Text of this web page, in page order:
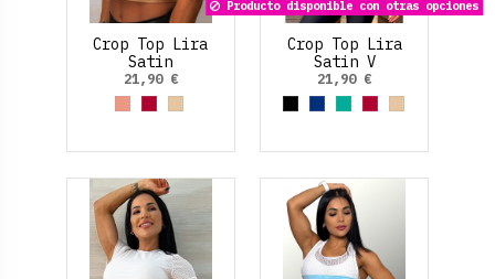
Crop Top Lira
Satin
21,90 €
Rosa Salmón
Rojo Rubí
Dorado
Producto disponible con otras opciones
Crop Top Lira
Satin V
21,90 €
NegroAzul Marino
Verde aguamarina
Rojo Rubí
Dorado